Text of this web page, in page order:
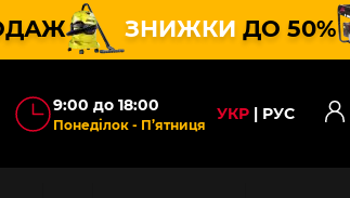
ЗНИЖКИ ДО 50%
9:00 до 18:00
Понеділок - П’ятниця
УКР РУС